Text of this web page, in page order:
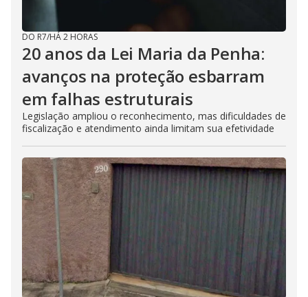
DO R7/HÁ 2 HORAS
20 anos da Lei Maria da Penha:
avanços na proteção esbarram
em falhas estruturais
Legislação ampliou o reconhecimento, mas dificuldades de
fiscalização e atendimento ainda limitam sua efetividade